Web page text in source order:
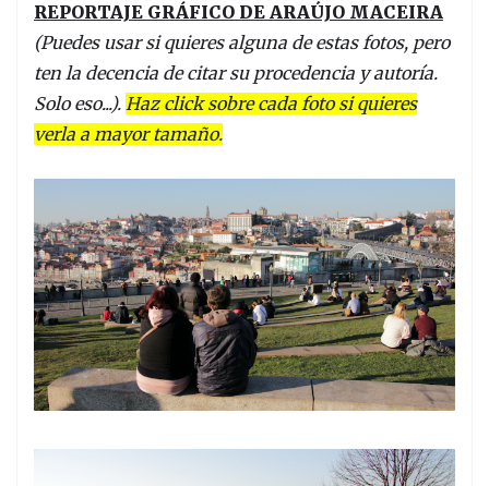
REPORTAJE GRÁFICO DE ARAÚJO MACEIRA
(Puedes usar si quieres alguna de estas fotos, pero
ten la decencia de citar su procedencia y autoría.
Solo eso...). Haz click sobre cada foto si quieres
verla a mayor tamaño.